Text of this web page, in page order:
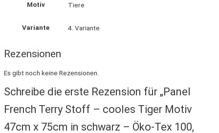
Motiv Tiere
Variante 4. Variante
Rezensionen
Es gibt noch keine Rezensionen.
Schreibe die erste Rezension für „Panel
French Terry Stoff – cooles Tiger Motiv
47cm x 75cm in schwarz – Öko-Tex 100,